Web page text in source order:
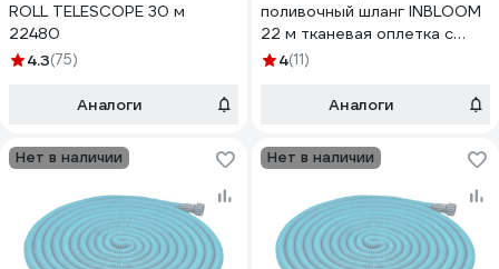
ROLL TELESCOPE 30 м
22480
4.3(75)
Аналоги
поливочный шланг INBLOOM
22 м тканевая оплетка с
пистолетом-
коннектором 1/2 168-005
4(11)
Аналоги
Нет в наличии Нет в наличии